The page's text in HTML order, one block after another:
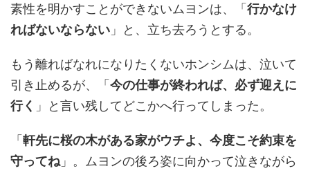
素性を明かすことができないムヨンは、「行かなけ
ればないならない 」と、立ち去ろうとする。
もう離ればなれになりたくないホンシムは、泣いて
引き止めるが、「今の仕事が終われば、必ず迎えに
行く 」と言い残してどこかへ行ってしまった。
「軒先に桜の木がある家がウチよ、今度こそ約束を
守ってね 」。ムヨンの後ろ姿に向かって泣きながら